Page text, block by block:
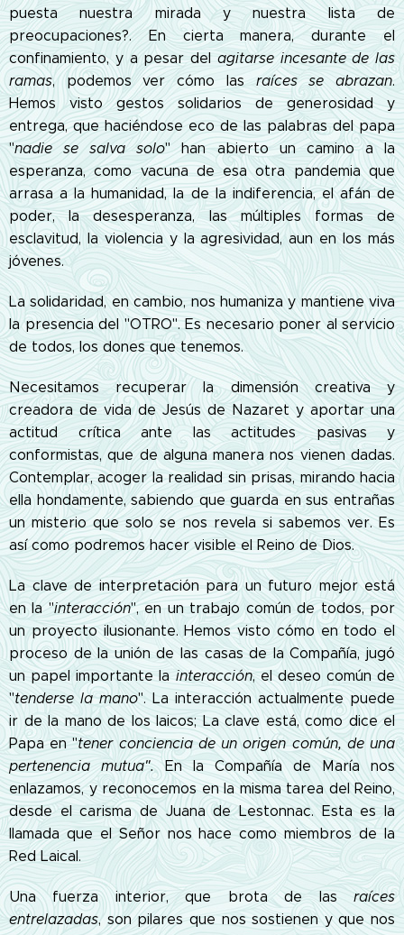
puesta nuestra mirada y nuestra lista de
preocupaciones?. En cierta manera, durante el
confinamiento, y a pesar del agitarse incesante de las
ramas, podemos ver cómo lasraíces se abrazan.
Hemos visto gestos solidarios de generosidad y
entrega, que haciéndose eco de las palabras del papa
"nadie se salva solo" han abierto un camino a la
esperanza, como vacuna de esa otra pandemia que
arrasa a la humanidad, la de la indiferencia, el afán de
poder, la desesperanza, las múltiples formas de
esclavitud, la violencia y la agresividad, aun en los más
jóvenes.
La solidaridad, en cambio, nos humaniza y mantiene viva
la presencia del "OTRO". Es necesario poner al servicio
de todos, los dones que tenemos.
Necesitamos recuperar la dimensión creativa y
creadora de vida de Jesús de Nazaret y aportar una
actitud crítica ante las actitudes pasivas y
conformistas, que de alguna manera nos vienen dadas.
Contemplar, acoger la realidad sin prisas, mirando hacia
ella hondamente, sabiendo que guarda en sus entrañas
un misterio que solo se nos revela si sabemos ver. Es
así como podremos hacer visible el Reino de Dios.
La clave de interpretación para un futuro mejor está
en la "interacción", en un trabajo común de todos, por
un proyecto ilusionante. Hemos visto cómo en todo el
proceso de la unión de las casas de la Compañía, jugó
un papel importante lainteracción, el deseo común de
"tenderse la mano". La interacción actualmente puede
ir de la mano de los laicos; La clave está, como dice el
Papa en "tener conciencia de un origen común, de una
pertenencia mutua".En la Compañía de María nos
enlazamos, y reconocemos en la misma tarea del Reino,
desde el carisma de Juana de Lestonnac. Esta es la
llamada que el Señor nos hace como miembros de la
Red Laical.
Una fuerza interior, que brota de lasraíces
entrelazadas, son pilares que nos sostienen y que nos